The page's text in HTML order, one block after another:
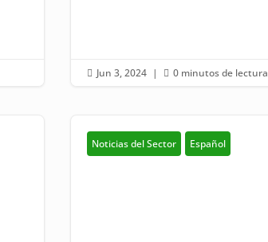
 Jun 3, 2024 |  0 minutos de lectura
Noticias del Sector Español